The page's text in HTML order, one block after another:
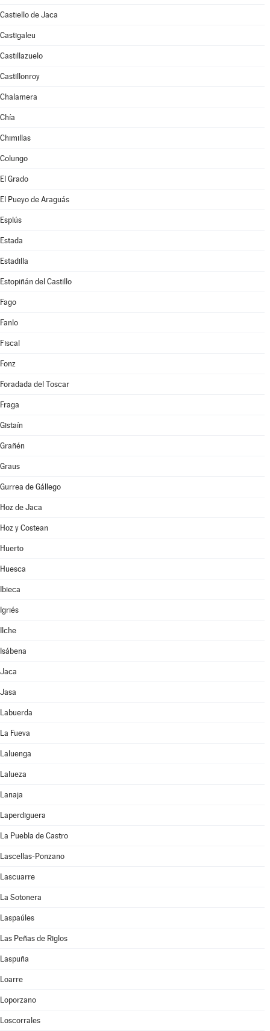
Castiello de Jaca
Castigaleu
Castillazuelo
Castillonroy
Chalamera
Chía
Chimillas
Colungo
El Grado
El Pueyo de Araguás
Esplús
Estada
Estadilla
Estopiñán del Castillo
Fago
Fanlo
Fiscal
Fonz
Foradada del Toscar
Fraga
Gistaín
Grañén
Graus
Gurrea de Gállego
Hoz de Jaca
Hoz y Costean
Huerto
Huesca
Ibieca
Igriés
Ilche
Isábena
Jaca
Jasa
Labuerda
La Fueva
Laluenga
Lalueza
Lanaja
Laperdiguera
La Puebla de Castro
Lascellas-Ponzano
Lascuarre
La Sotonera
Laspaúles
Las Peñas de Riglos
Laspuña
Loarre
Loporzano
Loscorrales